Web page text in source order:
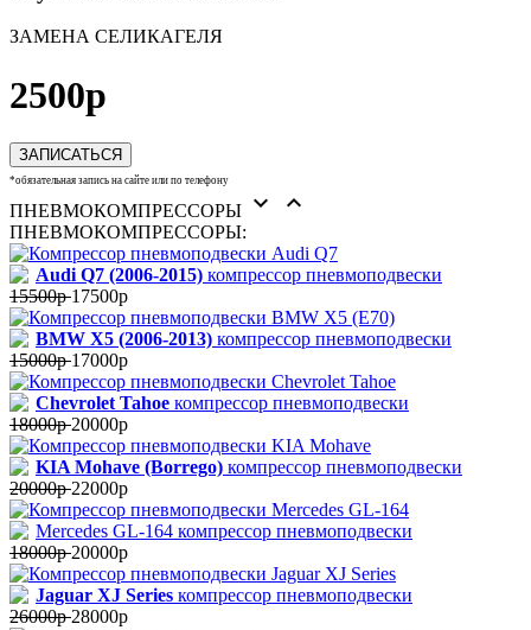
ЗАМЕНА СЕЛИКАГЕЛЯ
2500р
ЗАПИСАТЬСЯ
*обязательная запись на сайте или по телефону
ПНЕВМОКОМПРЕССОРЫ  
ПНЕВМОКОМПРЕССОРЫ:
Audi Q7 (2006-2015) компрессор пневмоподвески
15500р17500р
BMW X5 (2006-2013) компрессор пневмоподвески
15000р17000р
Chevrolet Tahoe компрессор пневмоподвески
18000р20000р
KIA Mohave (Borrego) компрессор пневмоподвески
20000р22000р
Mercedes GL-164 компрессор пневмоподвески
18000р20000р
Jaguar XJ Series компрессор пневмоподвески
26000р28000р